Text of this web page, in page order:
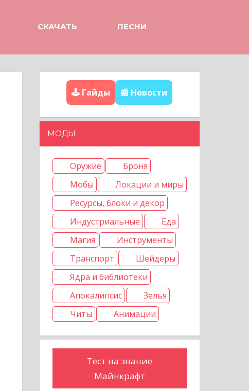
СКАЧАТЬ ПЕСНИ
🕹️ Гайды 📰 Новости
МОДЫ
Оружие
Броня
Мобы
Локации и миры
Ресурсы, блоки и декор
Индустриальные
Еда
Магия
Инструменты
Транспорт
Шейдеры
Ядра и библиотеки
Апокалипсис
Зелья
Читы
Анимации
Тест на знание
Майнкрафт